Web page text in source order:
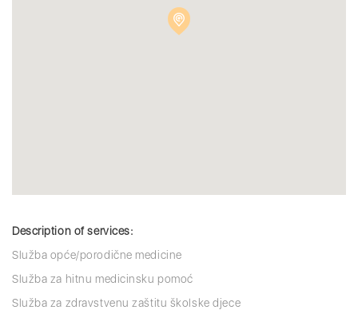
Description of services:
Služba opće/porodične medicine
Služba za hitnu medicinsku pomoć
Služba za zdravstvenu zaštitu školske djece